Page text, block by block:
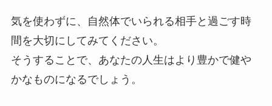
気を使わずに、自然体でいられる相手と過ごす時
間を大切にしてみてください。
そうすることで、あなたの人生はより豊かで健や
かなものになるでしょう。